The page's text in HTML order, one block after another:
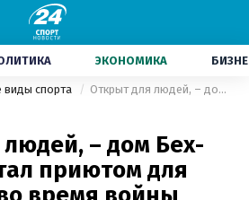
ЭКОНОМИКА
виды спорта Открыт для людей, – дом Бех-Романчук стал приютом для украинцев во время войны
– дом Бех-
приютом для